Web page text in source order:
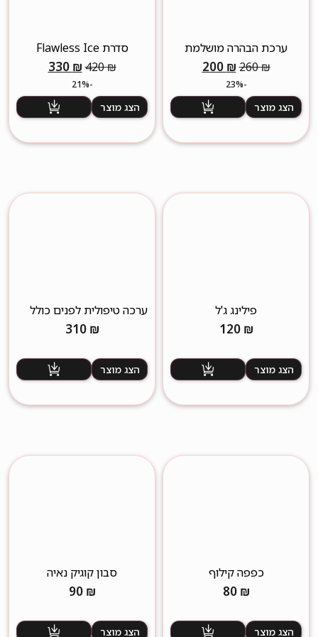
ערכת הבהרה מושלמת
260₪
המחיר
המקורי
היה:
200 ₪
הוא:
-23%
הצג מוצר
סדרת Flawless Ice
420₪
המחיר
המקורי
היה:
330 ₪
הוא:
-21%
הצג מוצר
פילינג ג'ל
120 ₪
הצג מוצר
ערכה טיפולית לפנים כולל
310 ₪
הצג מוצר
כפפה קילוף
80 ₪
הצג מוצר
סבון קוגיק נאיה
90 ₪
הצג מוצר